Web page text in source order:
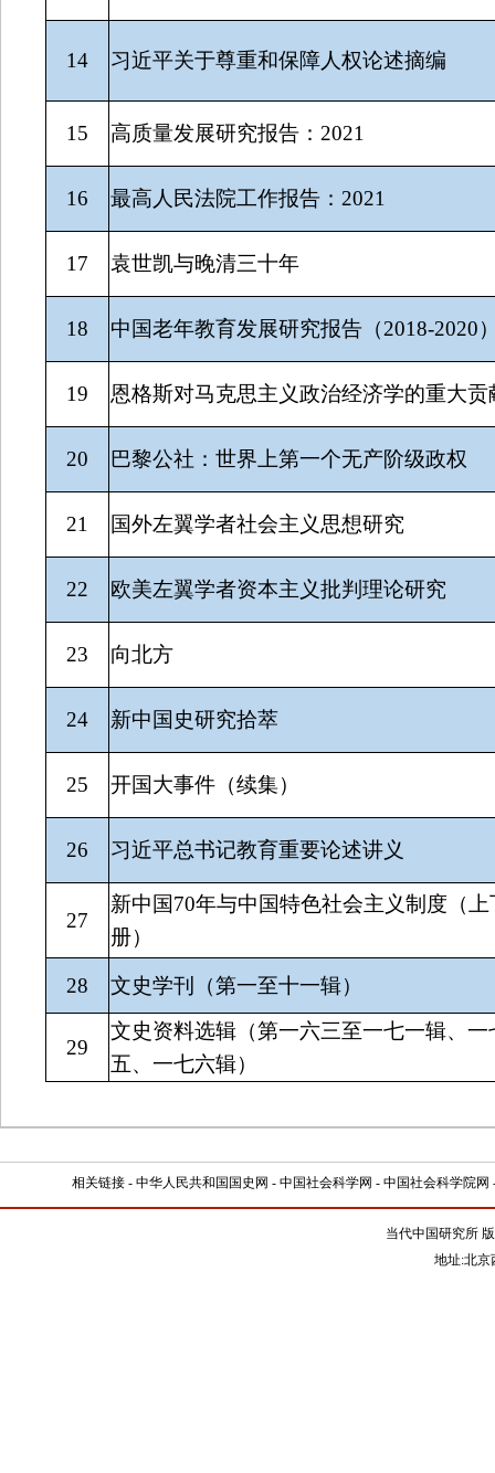
14 习近平关于尊重和保障人权论述摘编
15 高质量发展研究报告：2021
16 最高人民法院工作报告：2021
17 袁世凯与晚清三十年
18 中国老年教育发展研究报告（2018-2020
19 恩格斯对马克思主义政治经济学的重大贡
20 巴黎公社：世界上第一个无产阶级政权
21 国外左翼学者社会主义思想研究
22 欧美左翼学者资本主义批判理论研究
23 向北方
24 新中国史研究拾萃
25 开国大事件（续集）
26 习近平总书记教育重要论述讲义
27
新中国70年与中国特色社会主义制度（上
册）
28 文史学刊（第一至十一辑）
29
文史资料选辑（第一六三至一七一辑、一
五、一七六辑）
相关链接 - 中华人民共和国国史网 - 中国社会科学网 - 中国社会科学院网
当代中国研究所
地址:北京